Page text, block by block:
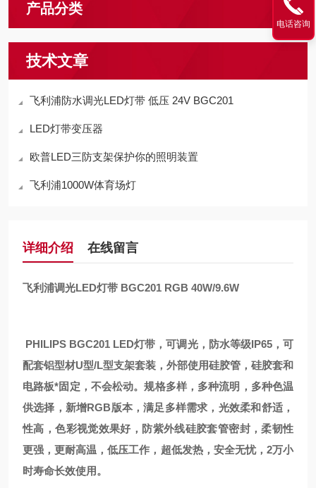
产品分类
技术文章
飞利浦防水调光LED灯带 低压 24V BGC201
LED灯带变压器
欧普LED三防支架保护你的照明装置
飞利浦1000W体育场灯
详细介绍 在线留言
飞利浦调光LED灯带 BGC201 RGB 40W/9.6W
PHILIPS BGC201 LED灯带，可调光，防水等级IP65，可
配套铝型材U型/L型支架套装，外部使用硅胶管，硅胶套和
电路板*固定，不会松动。规格多样，多种流明，多种色温
供选择，新增RGB版本，满足多样需求，光效柔和舒适，
性高，色彩视觉效果好，防紫外线硅胶套管密封，柔韧性
更强，更耐高温，低压工作，超低发热，安全无忧，2万小
时寿命长效使用。
电话咨询